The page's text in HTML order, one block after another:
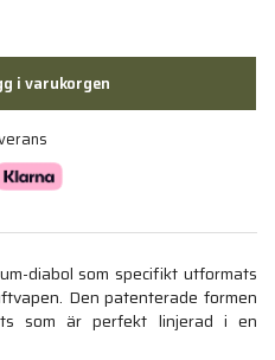
i varukorgen
diabol som specifikt utformats
Den patenterade formen
som är perfekt linjerad i en